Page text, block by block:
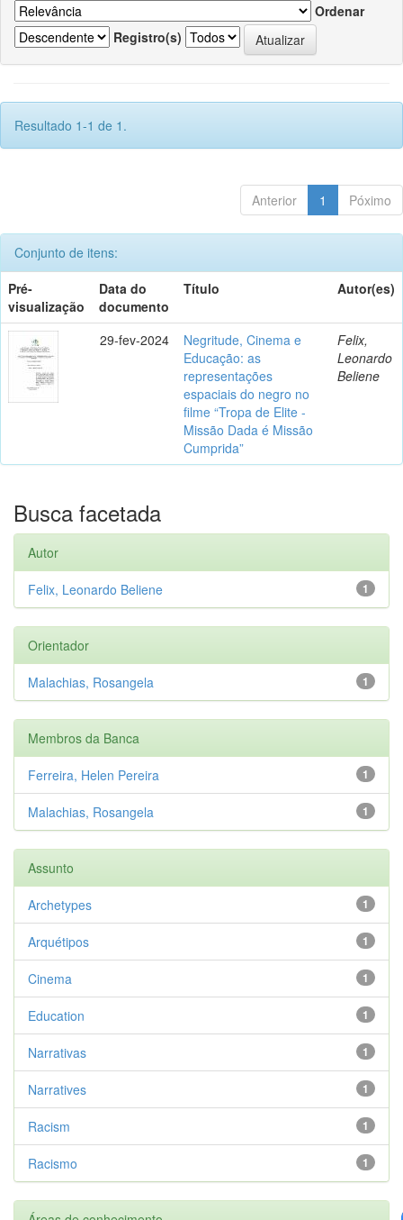
Ordenar
Registro(s)
Resultado 1-1 de 1.
Anterior 1 Póximo
Conjunto de itens:
Pré-
visualização
Data do
documento
Título Autor(es)
29-fev-2024
Negritude, Cinema e
Educação: as
representações
espaciais do negro no
filme “Tropa de Elite -
Missão Dada é Missão
Cumprida”
Felix,
Leonardo
Beliene
Busca facetada
Autor
1
Felix, Leonardo Beliene
Orientador
1
Malachias, Rosangela
Membros da Banca
1
Ferreira, Helen Pereira
1
Malachias, Rosangela
Assunto
1
Archetypes
1
Arquétipos
1
Cinema
1
Education
1
Narrativas
1
Narratives
1
Racism
1
Racismo